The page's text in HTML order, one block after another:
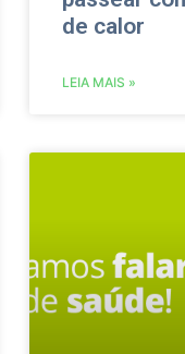
de calor
LEIA MAIS »